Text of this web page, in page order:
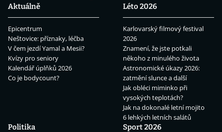
Aktuálně
Epicentrum
Neštovice: příznaky, léčba
V čem jezdí Yamal a Mesii?
Kvízy pro seniory
Kalendář úplňků 2026
Co je bodycount?
Léto 2026
Karlovarský filmový festival
2026
Znamení, že jste potkali
někoho z minulého života
Astronomické úkazy 2026:
zatmění slunce a další
Jak obléci miminko při
vysokých teplotách?
Jak na dokonalé letní mojito
6 lehkých letních salátů
Politika
Sport 2026